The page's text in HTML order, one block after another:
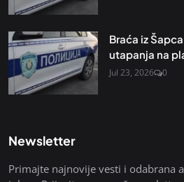
Braća iz
utapanja na
Jul 23, 2026 0
Newsletter
Primajte najnovije vesti i odabrana